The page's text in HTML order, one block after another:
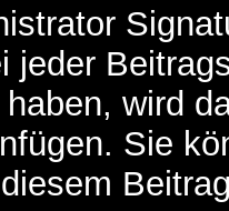
jeder
wird
Sie